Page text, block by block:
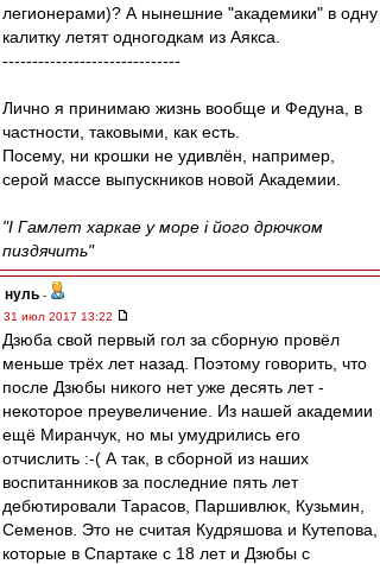
легионерами)? А нынешние "академики" в одну
калитку летят одногодкам из Аякса.
------------------------------
Лично я принимаю жизнь вообще и Федуна, в
частности, таковыми, как есть.
Посему, ни крошки не удивлён, например,
серой массе выпускников новой Академии.
"I Гамлeт харкаe у море i його дрючком
пиздячить"
нуль -
31 июл 2017 13:22
Дзюба свой первый гол за сборную провёл
меньше трёх лет назад. Поэтому говорить, что
после Дзюбы никого нет уже десять лет -
некоторое преувеличение. Из нашей академии
ещё Миранчук, но мы умудрились его
отчислить :-( А так, в сборной из наших
воспитанников за последние пять лет
дебютировали Тарасов, Паршивлюк, Кузьмин,
Семенов. Это не считая Кудряшова и Кутепова,
которые в Спартаке с 18 лет и Дзюбы с